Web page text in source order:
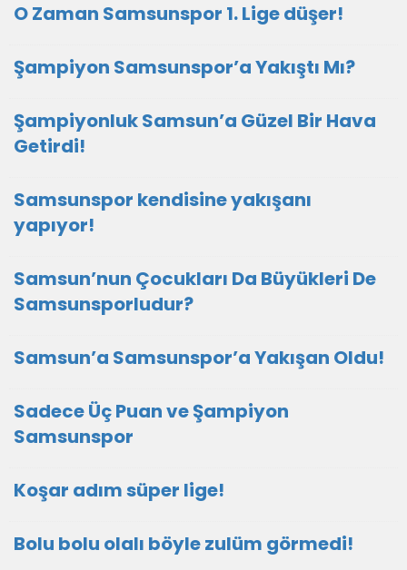
O Zaman Samsunspor 1. Lige düşer!
Şampiyon Samsunspor’a Yakıştı Mı?
Şampiyonluk Samsun’a Güzel Bir Hava
Getirdi!
Samsunspor kendisine yakışanı
yapıyor!
Samsun’nun Çocukları Da Büyükleri De
Samsunsporludur?
Samsun’a Samsunspor’a Yakışan Oldu!
Sadece Üç Puan ve Şampiyon
Samsunspor
Koşar adım süper lige!
Bolu bolu olalı böyle zulüm görmedi!